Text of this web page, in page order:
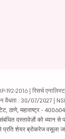
2016 | रिसर्च
वैधता : 30/07/2027 |
ठाणे, महाराष्ट्र - 400604
दस्तावेज़ों को ध्यान
शेयर ब्रोकरेज वसूला